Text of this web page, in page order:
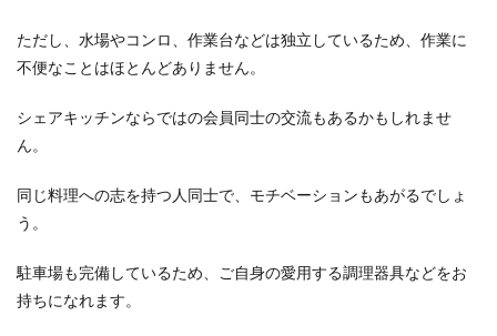
ただし、水場やコンロ、作業台などは独立しているため、作業に
不便なことはほとんどありません。
シェアキッチンならではの会員同士の交流もあるかもしれませ
ん。
同じ料理への志を持つ人同士で、モチベーションもあがるでしょ
う。
駐車場も完備しているため、ご自身の愛用する調理器具などをお
持ちになれます。